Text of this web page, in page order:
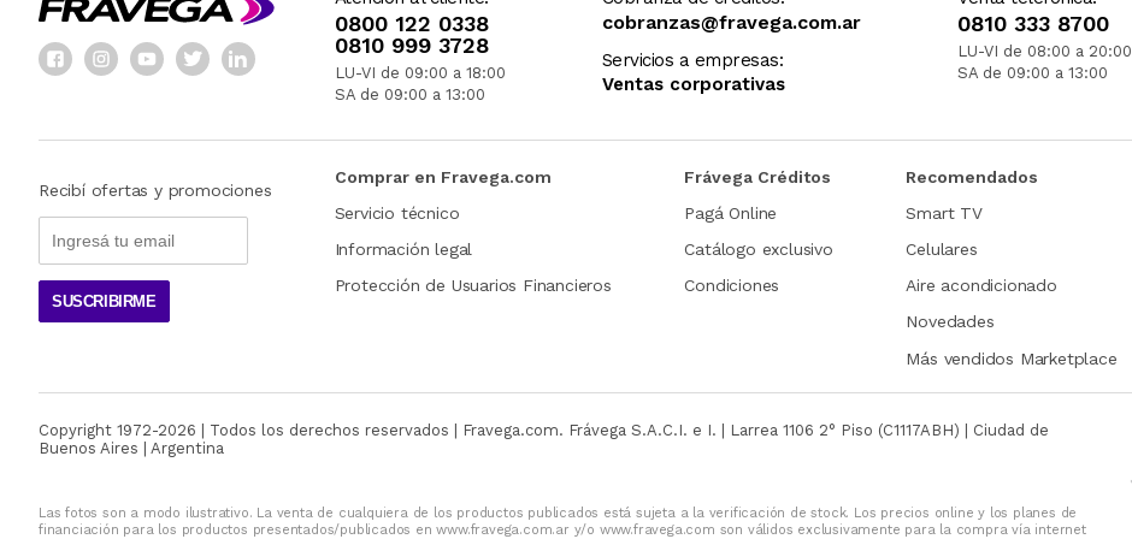
0800 122 0338
0810 999 3728
LU-VI de 09:00 a 18:00
SA de 09:00 a 13:00
cobranzas@fravega.com.ar
Servicios a empresas:
Ventas corporativas
0810 333 8700
LU-VI de 08:00 a 20:00
SA de 09:00 a 13:00
Recibí ofertas y promociones
SUSCRIBIRME
Comprar en Fravega.com
Servicio técnico
Información legal
Protección de Usuarios Financieros
Frávega Créditos
Pagá Online
Catálogo exclusivo
Condiciones
Recomendados
Smart TV
Celulares
Aire acondicionado
Novedades
Más vendidos Marketplace
Copyright 1972-2026 | Todos los derechos reservados | Fravega.com. Frávega S.A.C.I. e I. | Larrea 1106 2° Piso (C1117ABH) | Ciudad de
Buenos Aires | Argentina
Las fotos son a modo ilustrativo. La venta de cualquiera de los productos publicados está sujeta a la verificación de stock. Los precios online y los planes de
financiación para los productos presentados/publicados en www.fravega.com.ar y/o www.fravega.com son válidos exclusivamente para la compra vía internet